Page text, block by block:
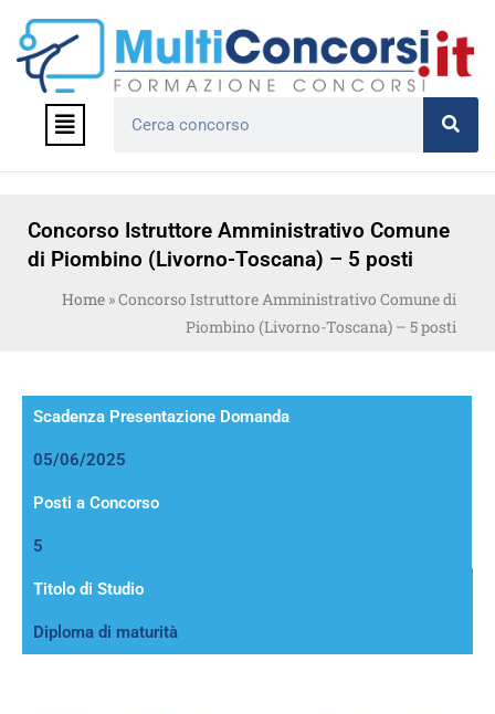
contenuto
Menu
Concorso Istruttore Amministrativo Comune
di Piombino (Livorno-Toscana) – 5 posti
Home »Concorso Istruttore Amministrativo Comune di
Piombino (Livorno-Toscana) – 5 posti
Scadenza Presentazione Domanda
05/06/2025
Posti a Concorso
5
Titolo di Studio
Diploma di maturità